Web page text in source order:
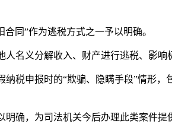
同”作为逃税方式之一予以明确。
名义分解收入、财产进行逃税、影响
申报时的“欺骗、隐瞒手段”情形，
确，为司法机关今后办理此类案件提